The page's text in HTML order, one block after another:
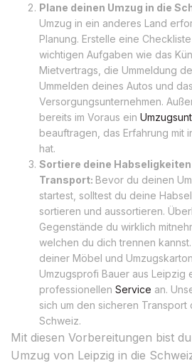
Plane deinen Umzug in die
Umzug in ein anderes Land
Planung. Erstelle eine
wichtigen Aufgaben wie das
Mietvertrags, die Ummeldung
Ummelden deines Autos und
Versorgungsunternehmen.
bereits im Voraus ein
beauftragen, das Erfahrung mit
hat.
Sortiere deine
Transport: Bevor du deinen
startest, solltest du deine
sortieren und aussortieren.
Gegenstände du wirklich
welchen du dich trennen
deiner Möbel und
Umzugsprofi Bauer aus Leipzig
professionellen Service an.
sich um den sicheren
Schweiz.
Mit diesen Vorbereitungen bist
Umzug von Leipzig in die